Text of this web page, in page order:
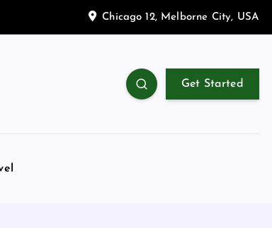
Chicago 12, Melborne City, USA
Get Started